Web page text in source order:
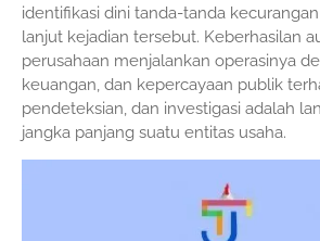
identifikasi dini tanda-tanda
lanjut kejadian tersebut. Keberhasilan
perusahaan menjalankan operasinya
keuangan, dan kepercayaan publik
pendeteksian, dan investigasi adalah
jangka panjang suatu entitas usaha.